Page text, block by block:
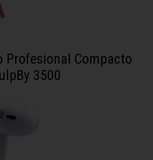
Profesional Compacto
3500